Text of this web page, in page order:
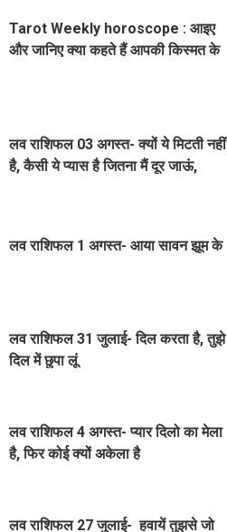
Tarot Weekly horoscope : आइए
और जानिए क्या कहते हैं आपकी किस्मत के
लव राशिफल 03 अगस्त- क्यों ये मिटती नहीं
है, कैसी ये प्यास है जितना मैं दूर जाऊं,
लव राशिफल 1 अगस्त- आया सावन झूम के
लव राशिफल 31 जुलाई- दिल करता है, तुझे
दिल में छुपा लूं
लव राशिफल 4 अगस्त- प्यार दिलो का मेला
है, फिर कोई क्यों अकेला है
लव राशिफल 27 जुलाई- हवायें तुझसे जो